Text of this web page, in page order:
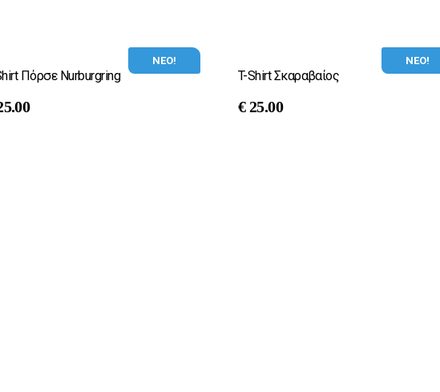
ΝΕΟ!
Πόρσε Nurburgring
ΝΕΟ!
T-Shirt Σκαραβαίος
€ 25.00